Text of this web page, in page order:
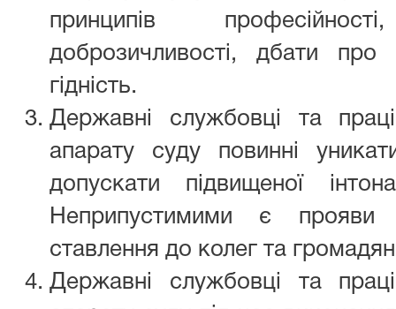
принципів
доброзичливості, дбати
гідність.
Державні службовці та
апарату суду повинні
допускати підвищеної
Неприпустимими є прояви
ставлення до колег та
Державні службовці та